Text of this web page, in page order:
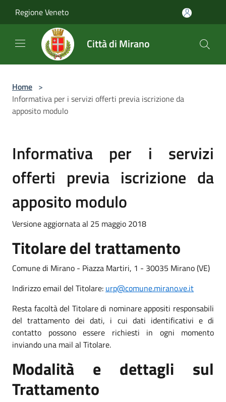
Regione Veneto
Città di Mirano
Home >
Informativa per i servizi offerti previa iscrizione da
apposito modulo
Informativa per i servizi
offerti previa iscrizione da
apposito modulo
Versione aggiornata al 25 maggio 2018
Titolare del trattamento
Comune di Mirano - Piazza Martiri, 1 - 30035 Mirano (VE)
Indirizzo email del Titolare: urp@comune.mirano.ve.it
Resta facoltà del Titolare di nominare appositi responsabili
del trattamento dei dati, i cui dati identificativi e di
contatto possono essere richiesti in ogni momento
inviando una mail al Titolare.
Modalità e dettagli sul
Trattamento